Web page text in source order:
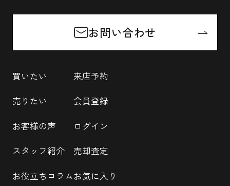
お問い合わせ
買いたい
売りたい
お客様の声
スタッフ紹介
お役立ちコラム
来店予約
会員登録
ログイン
売却査定
お気に入り